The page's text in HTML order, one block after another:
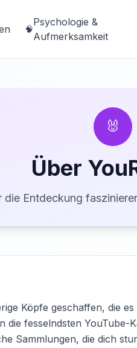
🧠
Psychologie &
Aufmerksamkeit
🐰
Über
die Entdeckung
Köpfe geschaffen, die
die fesselndsten YouTube-
Sammlungen, die dich